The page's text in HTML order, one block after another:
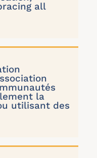
all
la
utilisant des